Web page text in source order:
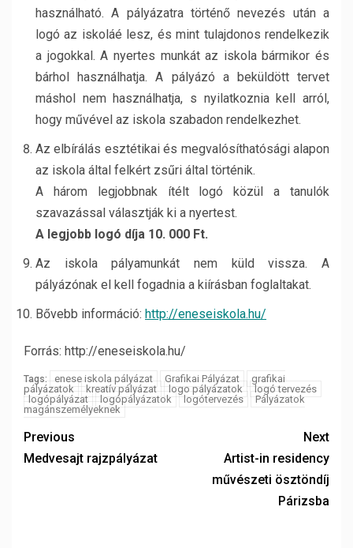
használható. A pályázatra történő nevezés után a
logó az iskoláé lesz, és mint tulajdonos rendelkezik
a jogokkal. A nyertes munkát az iskola bármikor és
bárhol használhatja. A pályázó a beküldött tervet
máshol nem használhatja, s nyilatkoznia kell arról,
hogy művével az iskola szabadon rendelkezhet.
Az elbírálás esztétikai és megvalósíthatósági alapon
az iskola által felkért zsűri által történik.
A három legjobbnak ítélt logó közül a tanulók
szavazással választják ki a nyertest.
A legjobb logó díja 10. 000 Ft.
Az iskola pályamunkát nem küld vissza. A
pályázónak el kell fogadnia a kiírásban foglaltakat.
Bővebb információ: http://eneseiskola.hu/
Forrás: http://eneseiskola.hu/
Tags: enese iskola pályázat Grafikai Pályázat
grafikai
pályázatok
kreatív pályázat logo pályázatok
logó tervezés
logópályázat
logópályázatok logótervezés
Pályázatok
magánszemélyeknek
Previous
Medvesajt rajzpályázat
Next
Artist-in residency
művészeti ösztöndíj
Párizsba